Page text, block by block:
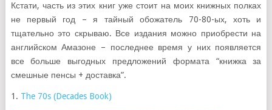
Кстати, часть из этих книг уже стоит на моих книжных полках
не первый год – я тайный обожатель 70-80-ых, хоть и
тщательно это скрываю. Все издания можно приобрести на
английском Амазоне – последнее время у них появляется
все больше выгодных предложений формата “книжка за
смешные пенсы + доставка”.
1. The 70s (Decades Book)